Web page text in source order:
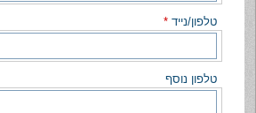
טלפון/נייד *
טלפון נוסף